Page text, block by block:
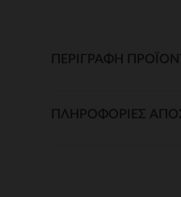
ΠΕΡΙΓΡΑΦΉ
ΠΛΗΡΟΦΟΡΊΕΣ